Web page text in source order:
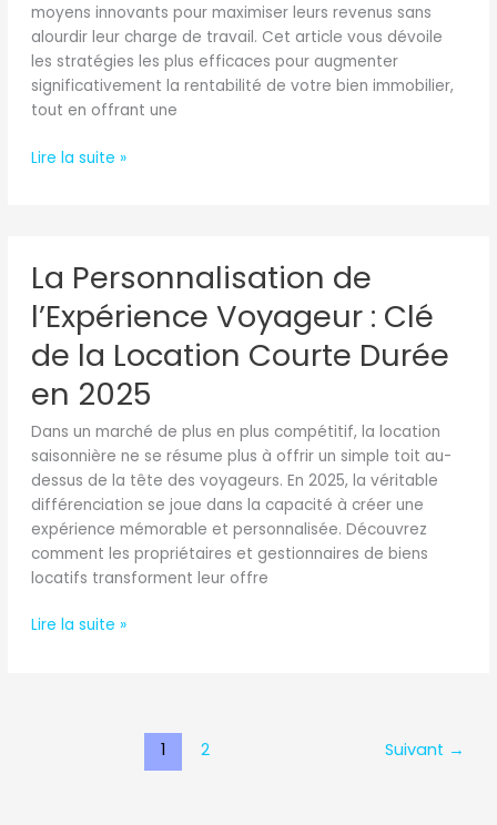
moyens innovants pour maximiser leurs revenus sans
alourdir leur charge de travail. Cet article vous dévoile
les stratégies les plus efficaces pour augmenter
significativement la rentabilité de votre bien immobilier,
tout en offrant une
2025
Lire la suite »
La Personnalisation de
l’Expérience Voyageur : Clé
de la Location Courte Durée
en 2025
Dans un marché de plus en plus compétitif, la location
saisonnière ne se résume plus à offrir un simple toit au-
dessus de la tête des voyageurs. En 2025, la véritable
différenciation se joue dans la capacité à créer une
expérience mémorable et personnalisée. Découvrez
comment les propriétaires et gestionnaires de biens
locatifs transforment leur offre
Personnalisation
de
l’Expérience
Voyageur
:
Clé
la
Location
Courte
Durée
en
2025
Lire la suite »
1 2 Suivant →